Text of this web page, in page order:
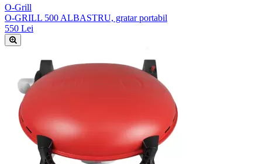
O-Grill
O-GRILL 500 ALBASTRU, gratar portabil
550 Lei